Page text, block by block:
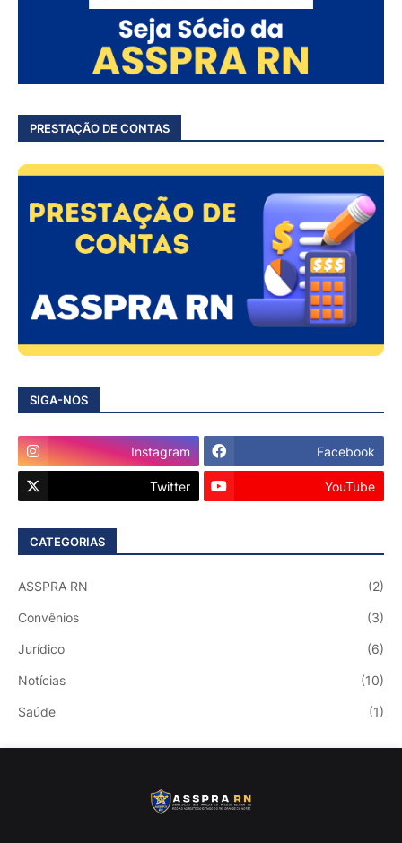
PRESTAÇÃO DE CONTAS
SIGA-NOS
Instagram Facebook
Twitter YouTube
CATEGORIAS
ASSPRA RN (2)
Convênios (3)
Jurídico (6)
Notícias (10)
Saúde (1)